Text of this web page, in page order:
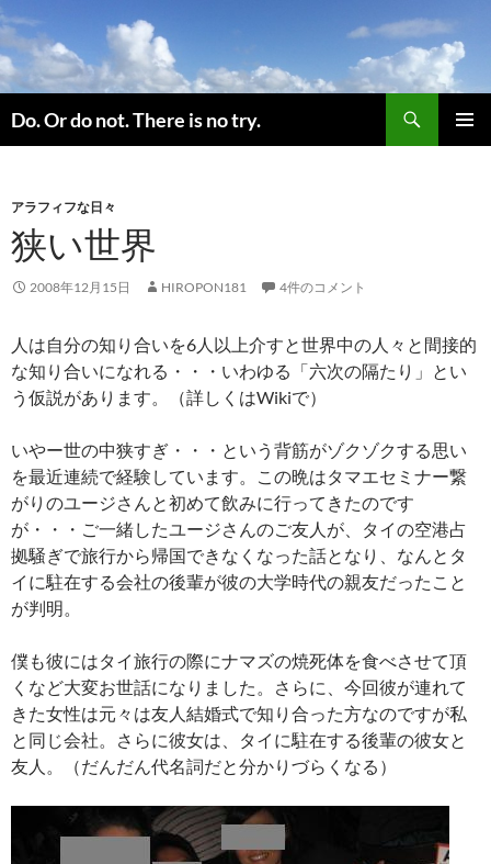
コ
ン
テ
ン
ツ
へ
プ
Do. Or do not. There is no try.
索
アラフィフな日々
狭い世界
2008年12月15日 HIROPON181 4件のコメント
人は自分の知り合いを6人以上介すと世界中の人々と間接的
な知り合いになれる・・・いわゆる「六次の隔たり」とい
う仮説があります。（詳しくはWikiで）
いやー世の中狭すぎ・・・という背筋がゾクゾクする思い
を最近連続で経験しています。この晩はタマエセミナー繋
がりのユージさんと初めて飲みに行ってきたのです
が・・・ご一緒したユージさんのご友人が、タイの空港占
拠騒ぎで旅行から帰国できなくなった話となり、なんとタ
イに駐在する会社の後輩が彼の大学時代の親友だったこと
が判明。
僕も彼にはタイ旅行の際にナマズの焼死体を食べさせて頂
くなど大変お世話になりました。さらに、今回彼が連れて
きた女性は元々は友人結婚式で知り合った方なのですが私
と同じ会社。さらに彼女は、タイに駐在する後輩の彼女と
友人。（だんだん代名詞だと分かりづらくなる）